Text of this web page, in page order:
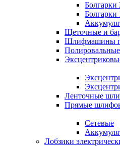
Болгарки
Болгарки
Щеточные и
Шлифмашины
Ленточные
Прямые
Сетевые
Лобзики